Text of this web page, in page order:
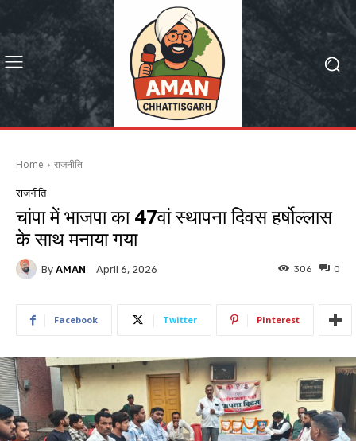
Home राजनीति
राजनीति
चांपा में भाजपा का 47वां स्थापना दिवस हर्षोल्लास
के साथ मनाया गया
By AMAN April 6, 2026 0
306
Facebook Twitter Pinterest